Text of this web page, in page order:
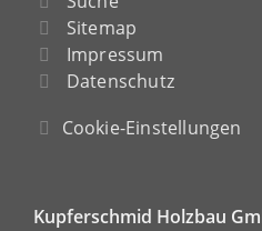
Sitemap
Impressum
Datenschutz
Cookie-Einstellungen
Kupferschmid Holzbau